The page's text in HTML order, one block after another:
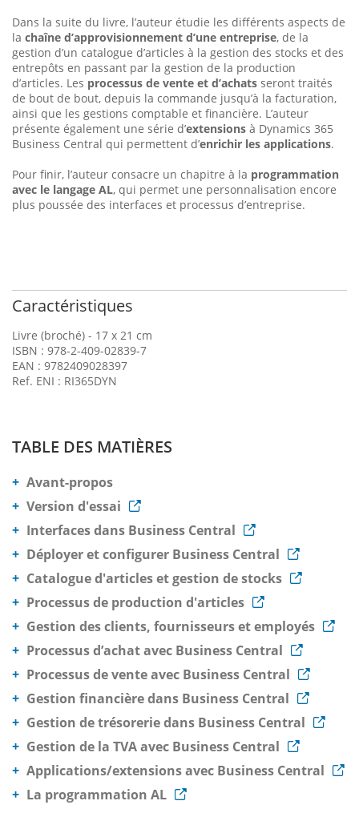
Dans la suite du livre, l’auteur étudie les différents aspects de
la chaîne d’approvisionnement d’une entreprise, de la
gestion d’un catalogue d’articles à la gestion des stocks et des
entrepôts en passant par la gestion de la production
d’articles. Les processus de vente et d’achats seront traités
de bout de bout, depuis la commande jusqu’à la facturation,
ainsi que les gestions comptable et financière. L’auteur
présente également une série d’extensions à Dynamics 365
Business Central qui permettent d’enrichir les applications.
Pour finir, l’auteur consacre un chapitre à la programmation
avec le langage AL, qui permet une personnalisation encore
plus poussée des interfaces et processus d’entreprise.
Caractéristiques
Livre (broché) - 17 x 21 cm
ISBN : 978-2-409-02839-7
EAN : 9782409028397
Ref. ENI : RI365DYN
TABLE DES MATIÈRES
Avant-propos
Version d'essai
Interfaces dans Business Central
Déployer et configurer Business Central
Catalogue d'articles et gestion de stocks
Processus de production d'articles
Gestion des clients, fournisseurs et employés
Processus d’achat avec Business Central
Processus de vente avec Business Central
Gestion financière dans Business Central
Gestion de trésorerie dans Business Central
Gestion de la TVA avec Business Central
Applications/extensions avec Business Central
La programmation AL